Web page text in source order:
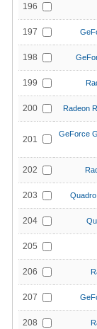
196
197
198
199
200 Radeon
201
GeForce
202
203
204
205
206
207
208